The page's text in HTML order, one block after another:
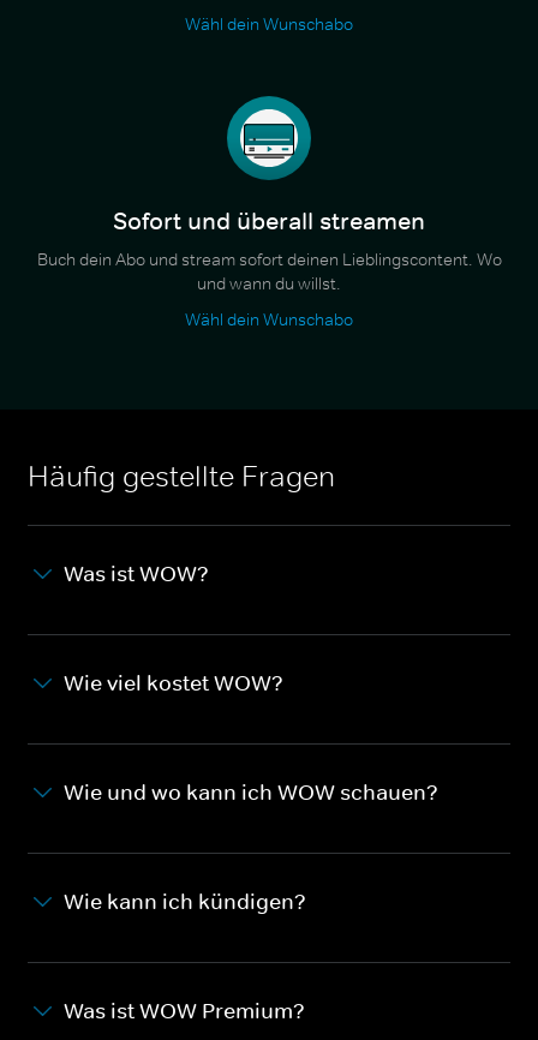
Wähl dein Wunschabo
Sofort und überall streamen
Buch dein Abo und stream sofort deinen Lieblingscontent. Wo
und wann du willst.
Wähl dein Wunschabo
Häufig gestellte Fragen
Was ist WOW?
Wie viel kostet WOW?
Wie und wo kann ich WOW schauen?
Wie kann ich kündigen?
Was ist WOW Premium?